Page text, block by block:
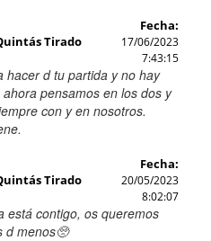
Tirado
Fecha:
17/06/2023
7:43:15
hacer d tu partida y no hay
pensamos en los dos y
con y en nosotros.
Tirado
Fecha:
20/05/2023
8:02:07
está contigo, os queremos
d menos🥺